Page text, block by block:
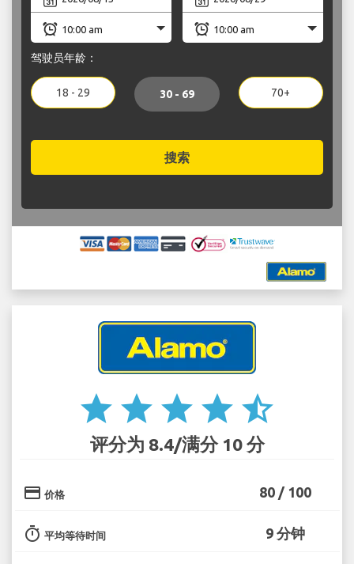
驾驶员年龄：
18 - 29 30 - 69 70+
搜索
star star star star star_half
评分为 8.4/满分 10 分
credit_card 价格 80 / 100
timer 平均等待时间 9 分钟